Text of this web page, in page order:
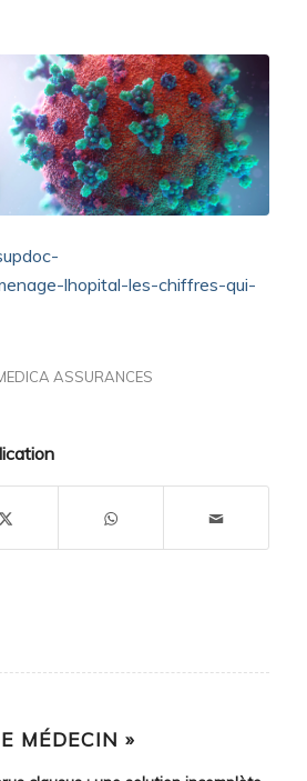
lhopital-les-chiffres-qui-
ASSURANCES
MÉDECIN »